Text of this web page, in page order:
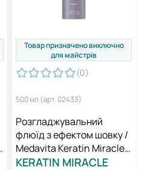
Товар призначено виключно
для майстрів
(0)
500 мл (арт. 02433)
Розгладжувальний
флюїд з ефектом шовку /
Medavita Keratin Miracle
Smoothing Fluid
KERATIN MIRACLE